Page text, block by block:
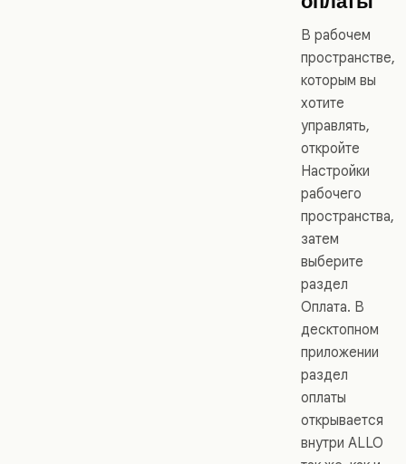
В рабочем
пространстве,
которым вы
хотите
управлять,
откройте
Настройки
рабочего
пространства,
затем
выберите
раздел
Оплата. В
десктопном
приложении
раздел
оплаты
открывается
внутри ALLO